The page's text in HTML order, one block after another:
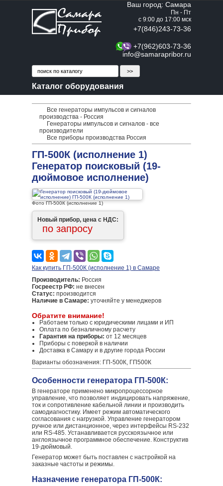
Ваш город: Самара
Пн - Пт
с 9:00 до 17:00 мск
+7(846)243-73-36
+7(962)603-73-36
info@samarapribor.ru
Каталог оборудования
Все генераторы импульсов и сигналов
производства - Россия
Генераторы импульсов и сигналов - все
производители
Все приборы производства Россия
ГП-500К (исполнение 1)
Генератор поисковый (19-
дюймовое исполнение)
Фото ГП-500К (исполнение 1)
Новый прибор, цена с НДС:
по запросу
Как купить ГП-500К (исполнение 1) в Самаре
Производитель: Россия
Госреестр РФ: не внесен
Статус: производится
Наличие в Самаре: уточняйте у менеджеров
Обратите внимание!
Работаем только с юридическими лицами и ИП
Оплата по безналичному расчету
Гарантия на приборы: от 12 месяцев
Приборы с поверкой в наличии
Доставка в Самару и в другие города России
Варианты обозначения: ГП-500К, ГП500К
Особенности генератора ГП-500К:
В генераторе применено микропроцессорное
управление, что позволяет индицировать напряжение,
ток и сопротивление кабельной линии и производить
самодиагностику. Имеет режим автоматического
согласования с нагрузкой. Управление генератором
ручное или дистанционное, через интерфейсы RS-232
или RS-485. Устанавливается русскоязычное или
англоязычное программное обеспечение. Конструктив
19-дюймовый.
Генератор может быть поставлен с настройкой на
заказные частоты и режимы.
Назначение генератора ГП-500К: